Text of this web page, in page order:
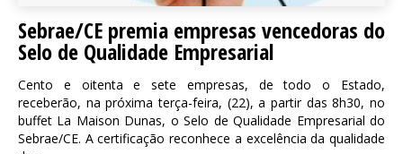
Sebrae/CE premia empresas vencedoras do
Selo de Qualidade Empresarial
Cento e oitenta e sete empresas, de todo o Estado,
receberão, na próxima terça-feira, (22), a partir das 8h30, no
buffet La Maison Dunas, o Selo de Qualidade Empresarial do
Sebrae/CE. A certificação reconhece a excelência da qualidade